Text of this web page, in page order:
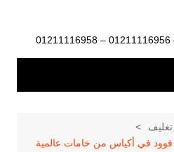
تغليف
فوود في أكياس من خامات عالمية